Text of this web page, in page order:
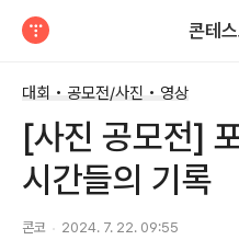
콘테
대회 • 공모전/사진 • 영상
[사진 공모전]
시간들의 기록
콘코 2024. 7. 22. 09:55